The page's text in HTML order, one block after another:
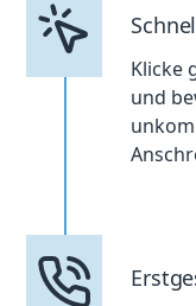
Klicke
und